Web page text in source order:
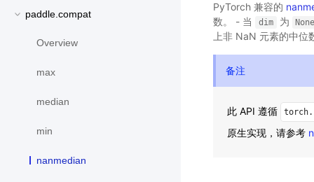
paddle.compat
Overview
max
median
min
nanmedian
PyTorch 兼容的
数。 - 当
dim 为
上非 NaN 元素的中
备注
此 API 遵循
原生实现，请参考